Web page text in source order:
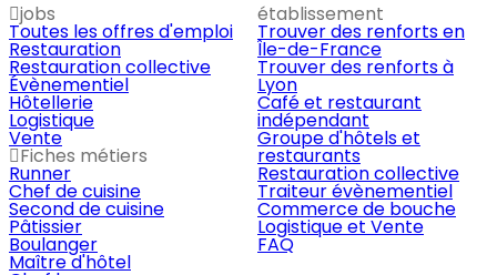
jobs
Toutes les offres d'emploi
Restauration
Restauration collective
Évènementiel
Hôtellerie
Logistique
Vente
Fiches métiers
Runner
Chef de cuisine
Second de cuisine
Pâtissier
Boulanger
Maître d'hôtel
établissement
Trouver des renforts en
Île-de-France
Trouver des renforts à
Lyon
Café et restaurant
indépendant
Groupe d'hôtels et
restaurants
Restauration collective
Traiteur évènementiel
Commerce de bouche
Logistique et Vente
FAQ